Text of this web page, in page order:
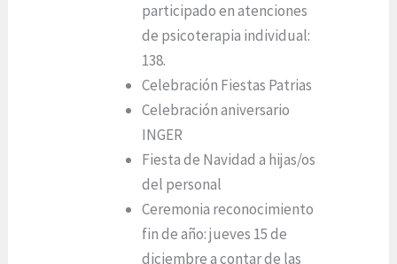
participado en atenciones
de psicoterapia individual:
138.
Celebración Fiestas Patrias
Celebración aniversario
INGER
Fiesta de Navidad a hijas/os
del personal
Ceremonia reconocimiento
fin de año: jueves 15 de
diciembre a contar de las